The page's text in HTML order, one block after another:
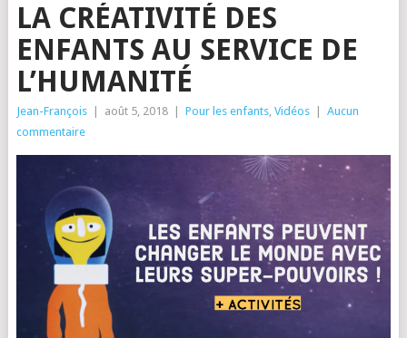
LA CRÉATIVITÉ DES
ENFANTS AU SERVICE DE
L’HUMANITÉ
Jean-François août 5, 2018 Pour les enfants, Vidéos
Aucun
commentaire